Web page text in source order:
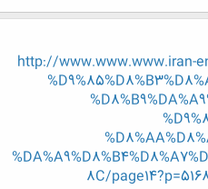
http://www.www.www.iran-
8C/